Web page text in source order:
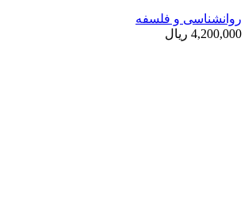
روانشناسی و فلسفه
4,200,000 ریال